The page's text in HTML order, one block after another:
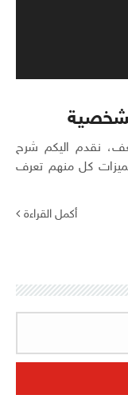
نقدم اليكم شرح
كل منهم تعرف
أكمل القراءة